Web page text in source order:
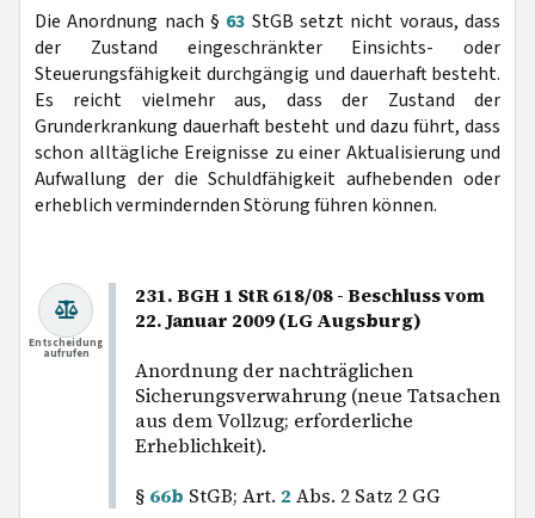
Die Anordnung nach § 63 StGB setzt nicht voraus, dass
der Zustand eingeschränkter Einsichts- oder
Steuerungsfähigkeit durchgängig und dauerhaft besteht.
Es reicht vielmehr aus, dass der Zustand der
Grunderkrankung dauerhaft besteht und dazu führt, dass
schon alltägliche Ereignisse zu einer Aktualisierung und
Aufwallung der die Schuldfähigkeit aufhebenden oder
erheblich vermindernden Störung führen können.
231. BGH 1 StR 618/08 - Beschluss vom
22. Januar 2009 (LG Augsburg)
Anordnung der nachträglichen
Sicherungsverwahrung (neue Tatsachen
aus dem Vollzug; erforderliche
Erheblichkeit).
§ 66b StGB; Art. 2 Abs. 2 Satz 2 GG
Entscheidung
aufrufen